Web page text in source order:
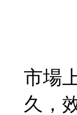
市場
久，